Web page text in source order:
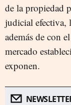
de la propiedad
judicial efectiva,
además de con
mercado
exponen.